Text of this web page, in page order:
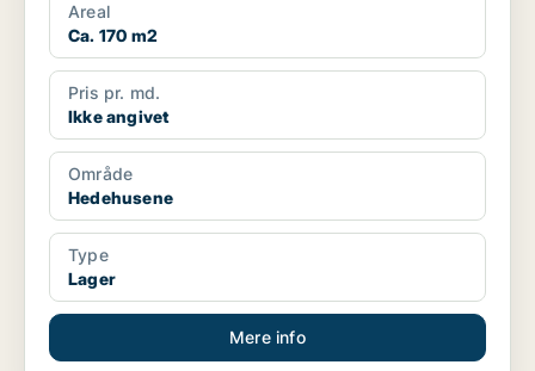
Areal
Ca. 170 m2
Pris pr. md.
Ikke angivet
Område
Hedehusene
Type
Lager
Mere info